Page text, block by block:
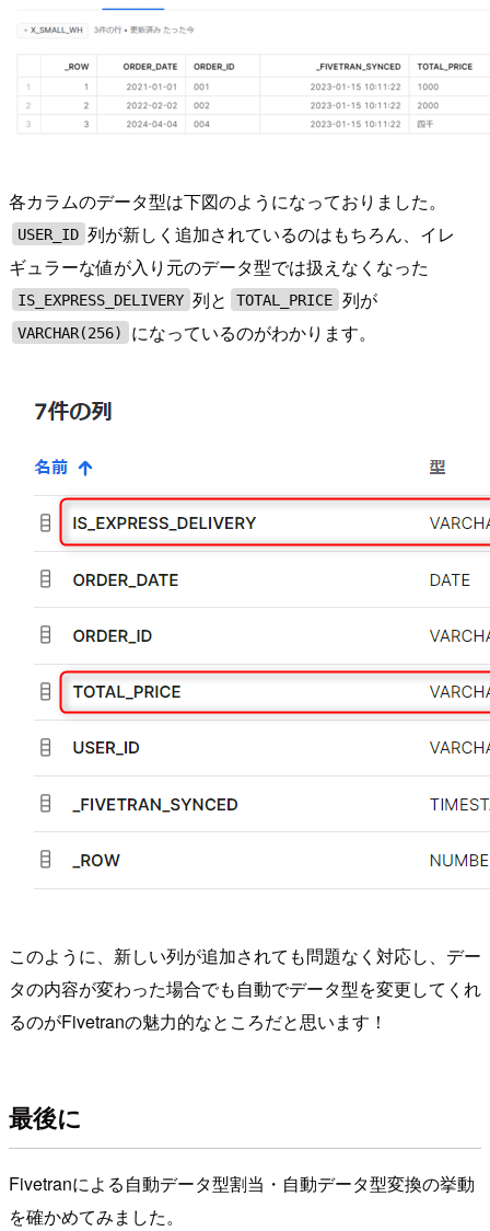
各カラムのデータ型は下図のようになっておりました。
USER_ID 列が新しく追加されているのはもちろん、イレ
ギュラーな値が入り元のデータ型では扱えなくなった
IS_EXPRESS_DELIVERY 列と TOTAL_PRICE 列が
VARCHAR(256) になっているのがわかります。
このように、新しい列が追加されても問題なく対応し、デー
タの内容が変わった場合でも自動でデータ型を変更してくれ
るのがFivetranの魅力的なところだと思います！
最後に
Fivetranによる自動データ型割当・自動データ型変換の挙動
を確かめてみました。